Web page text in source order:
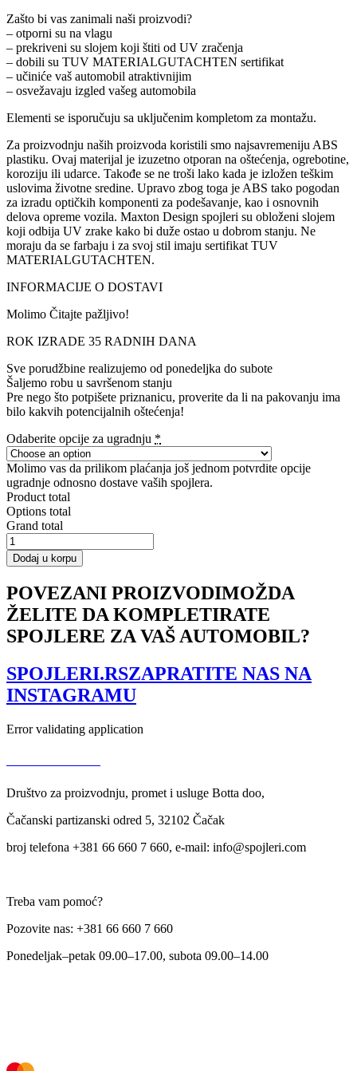
Zašto bi vas zanimali naši proizvodi?
– otporni su na vlagu
– prekriveni su slojem koji štiti od UV zračenja
– dobili su TUV MATERIALGUTACHTEN sertifikat
– učiniće vaš automobil atraktivnijim
– osvežavaju izgled vašeg automobila
Elementi se isporučuju sa uključenim kompletom za montažu.
Za proizvodnju naših proizvoda koristili smo najsavremeniju ABS
plastiku. Ovaj materijal je izuzetno otporan na oštećenja, ogrebotine,
koroziju ili udarce. Takođe se ne troši lako kada je izložen teškim
uslovima životne sredine. Upravo zbog toga je ABS tako pogodan
za izradu optičkih komponenti za podešavanje, kao i osnovnih
delova opreme vozila. Maxton Design spojleri su obloženi slojem
koji odbija UV zrake kako bi duže ostao u dobrom stanju. Ne
moraju da se farbaju i za svoj stil imaju sertifikat TUV
MATERIALGUTACHTEN.
INFORMACIJE O DOSTAVI
Molimo Čitajte pažljivo!
ROK IZRADE 35 RADNIH DANA
Sve porudžbine realizujemo od ponedeljka do subote
Šaljemo robu u savršenom stanju
Pre nego što potpišete priznanicu, proverite da li na pakovanju ima
bilo kakvih potencijalnih oštećenja!
Odaberite opcije za ugradnju *
Molimo vas da prilikom plaćanja još jednom potvrdite opcije
ugradnje odnosno dostave vaših spojlera.
Product total
Options total
Grand total
SPOILER
EXTENSION
CHEVROLET
6TH-
GEN.
PHASE-
I
COUPE
količina
Dodaj u korpu
POVEZANI PROIZVODIMOŽDA
ŽELITE DA KOMPLETIRATE
SPOJLERE ZA VAŠ AUTOMOBIL?
SPOJLERI.RSZAPRATITE NAS NA
INSTAGRAMU
Error validating application
Društvo za proizvodnju, promet i usluge Botta doo,
Čačanski partizanski odred 5, 32102 Čačak
broj telefona +381 66 660 7 660, e-mail: info@spojleri.com
Treba vam pomoć?
Pozovite nas: +381 66 660 7 660
Ponedeljak–petak 09.00–17.00, subota 09.00–14.00